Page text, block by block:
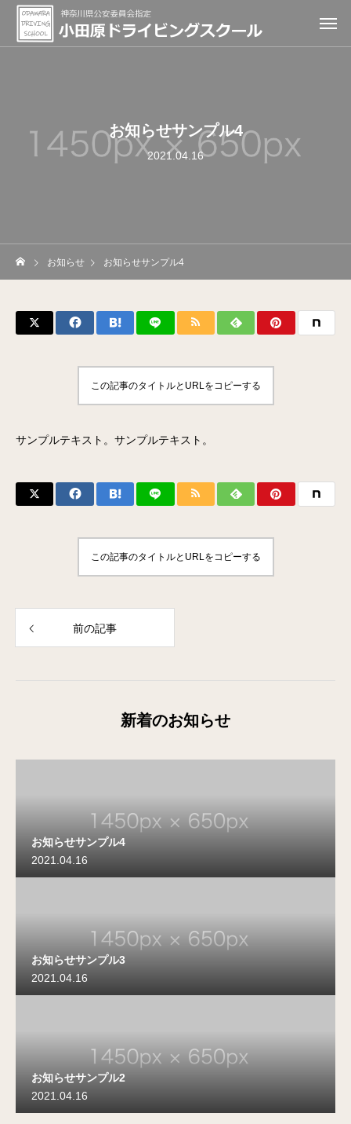
お知らせサンプル4
2021.04.16
お知らせ お知らせサンプル4
この記事のタイトルとURLをコピーする
サンプルテキスト。サンプルテキスト。
この記事のタイトルとURLをコピーする
前の記事
新着のお知らせ
お知らせサンプル4
2021.04.16
お知らせサンプル3
2021.04.16
お知らせサンプル2
2021.04.16